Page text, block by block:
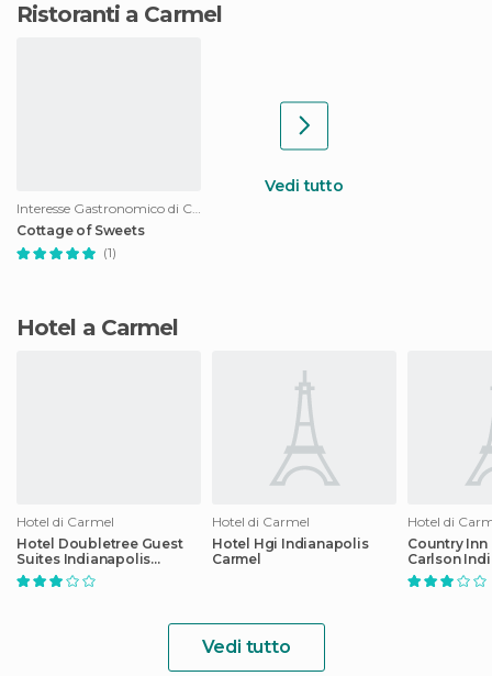
Ristoranti a Carmel
Interesse Gastronomico di Carmel
Cottage of Sweets
(1)
Vedi tutto
Hotel a Carmel
Hotel di Carmel
Hotel Doubletree Guest
Suites Indianapolis
Carmel
Hotel di Carmel
Hotel Hgi Indianapolis
Carmel
Hotel di
Country Inn
Carlson
north
Vedi tutto